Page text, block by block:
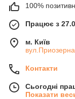
100%
Працює з
м. Київ
Контакти
Сьогодні
Показати